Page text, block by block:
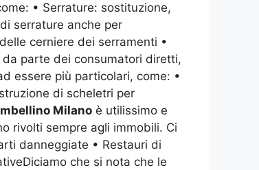
• Serrature: sostituzione,
serrature anche per
cerniere dei serramenti •
parte dei consumatori diretti,
essere più particolari, come: •
di scheletri per
Milano è utilissimo e
rivolti sempre agli immobili. Ci
danneggiate • Restauri di
che si nota che le